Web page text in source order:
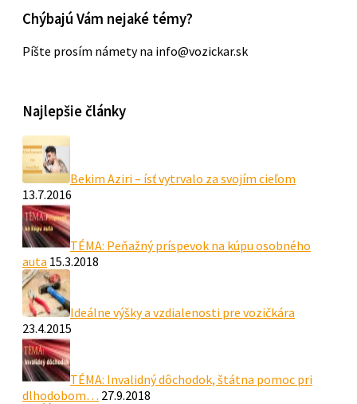
Chýbajú Vám nejaké témy?
Píšte prosím námety na info@vozickar.sk
Najlepšie články
Bekim Aziri – ísť vytrvalo za svojím cieľom
13.7.2016
TÉMA: Peňažný príspevok na kúpu osobného
auta 15.3.2018
Ideálne výšky a vzdialenosti pre vozičkára
23.4.2015
TÉMA: Invalidný dôchodok, štátna pomoc pri
dlhodobom… 27.9.2018